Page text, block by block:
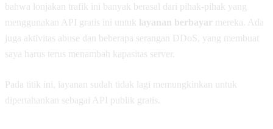
bahwa lonjakan trafik ini banyak berasal dari pihak-pihak yang
menggunakan API gratis ini untuk layanan berbayar mereka. Ada
juga aktivitas abuse dan beberapa serangan DDoS, yang membuat
saya harus terus menambah kapasitas server.
Pada titik ini, layanan sudah tidak lagi memungkinkan untuk
dipertahankan sebagai API publik gratis.